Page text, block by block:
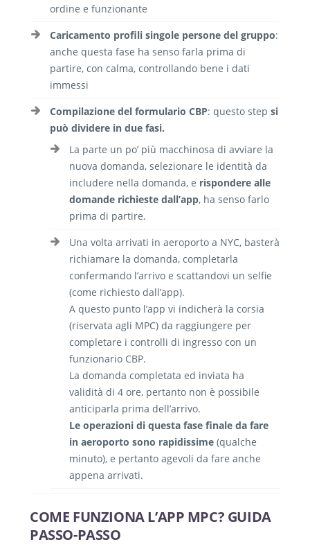
ordine e funzionante
Caricamento profili singole persone del gruppo:
anche questa fase ha senso farla prima di
partire, con calma, controllando bene i dati
immessi
Compilazione del formulario CBP: questo step si
può dividere in due fasi.
La parte un po’ più macchinosa di avviare la
nuova domanda, selezionare le identità da
includere nella domanda, e rispondere alle
domande richieste dall’app, ha senso farlo
prima di partire.
Una volta arrivati in aeroporto a NYC, basterà
richiamare la domanda, completarla
confermando l’arrivo e scattandovi un selfie
(come richiesto dall’app).
A questo punto l’app vi indicherà la corsia
(riservata agli MPC) da raggiungere per
completare i controlli di ingresso con un
funzionario CBP.
La domanda completata ed inviata ha
validità di 4 ore, pertanto non è possibile
anticiparla prima dell’arrivo.
Le operazioni di questa fase finale da fare
in aeroporto sono rapidissime (qualche
minuto), e pertanto agevoli da fare anche
appena arrivati.
COME FUNZIONA L’APP MPC? GUIDA
PASSO-PASSO